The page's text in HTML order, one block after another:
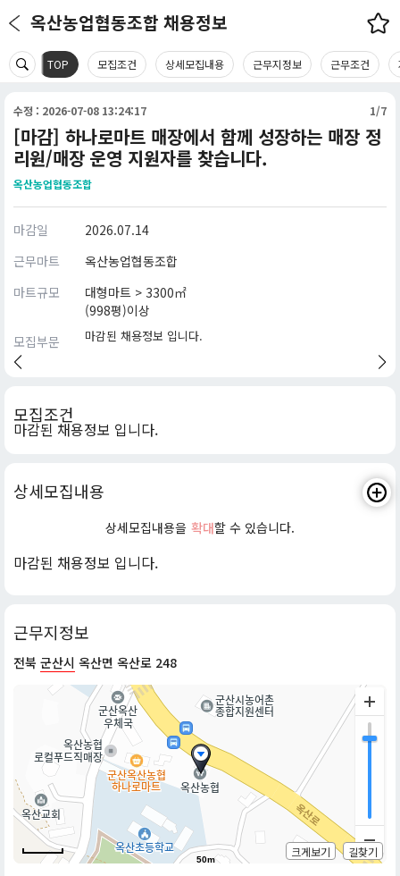
옥산농업협동조합 채용정보
TOP 모집조건 상세모집내용 근무지정보 근무조건
수정 : 2026-07-08 13:24:17 1/7
[마감] 하나로마트 매장에서 함께 성장하는 매장 정
리원/매장 운영 지원자를 찾습니다.
옥산농업협동조합
마감일
2026.07.14
근무마트
옥산농업협동조합
마트규모
대형마트 > 3300㎡
(998평)이상
모집부문
마감된 채용정보 입니다.
모집조건
마감된 채용정보 입니다.
상세모집내용
상세모집내용을 확대할 수 있습니다.
마감된 채용정보 입니다.
근무지정보
전북 군산시 옥산면 옥산로 248
50m
크게보기 길찾기